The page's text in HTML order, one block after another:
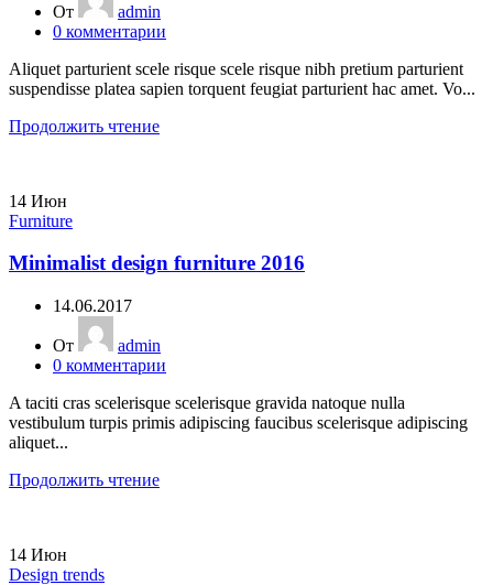
От
admin
0 комментарии
Aliquet parturient scele risque scele risque nibh pretium parturient
suspendisse platea sapien torquent feugiat parturient hac amet. Vo...
Продолжить чтение
14 Июн
Furniture
Minimalist design furniture 2016
14.06.2017
От
admin
0 комментарии
A taciti cras scelerisque scelerisque gravida natoque nulla
vestibulum turpis primis adipiscing faucibus scelerisque adipiscing
aliquet...
Продолжить чтение
14 Июн
Design trends